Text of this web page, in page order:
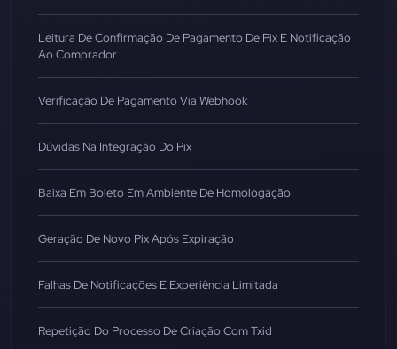
Leitura De Confirmação De Pagamento De Pix E Notificação
Ao Comprador
Verificação De Pagamento Via Webhook
Dúvidas Na Integração Do Pix
Baixa Em Boleto Em Ambiente De Homologação
Geração De Novo Pix Após Expiração
Falhas De Notificações E Experiência Limitada
Repetição Do Processo De Criação Com Txid